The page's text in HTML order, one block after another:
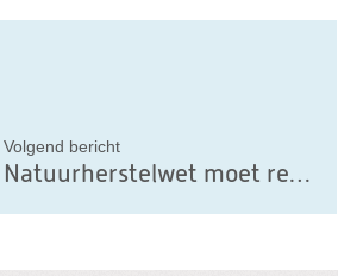
Volgend bericht
Natuurherstelwet moet realistischer